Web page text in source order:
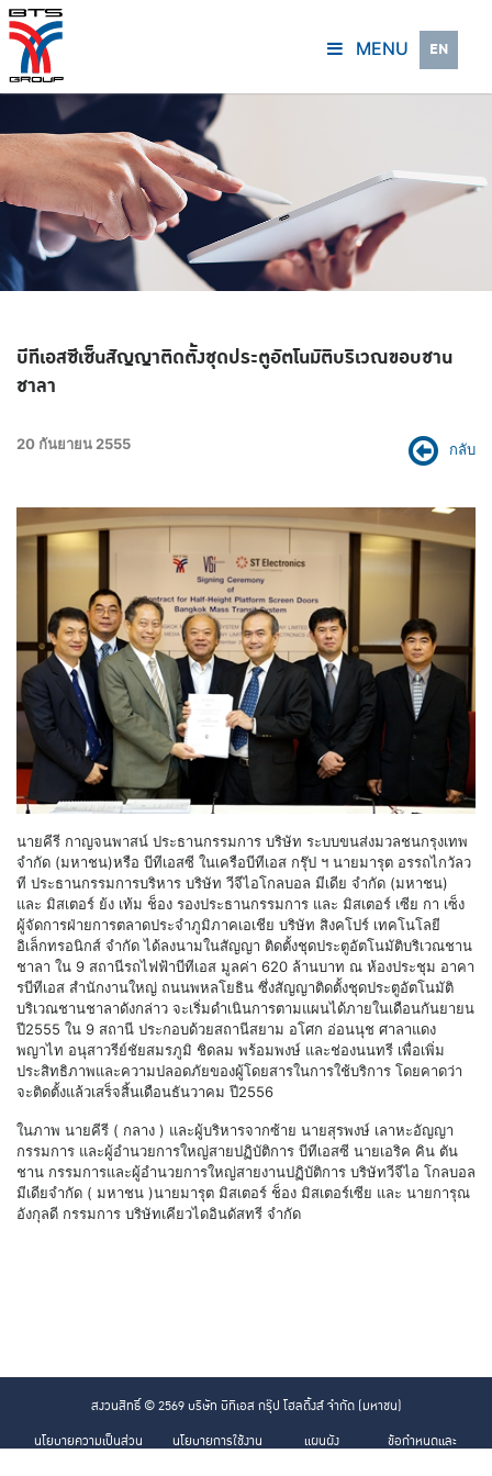
MENU EN
บีทีเอสซีเซ็นสัญญาติดตั้งชุดประตูอัตโนมัติบริเวณขอบชาน
ชาลา
กลับ
20 กันยายน 2555
นายคีรี กาญจนพาสน์ ประธานกรรมการ บริษัท ระบบขนส่งมวลชนกรุงเทพ
จำกัด (มหาชน)หรือ บีทีเอสซี ในเครือบีทีเอส กรุ๊ป ฯ นายมารุต อรรถไกวัลว
ที ประธานกรรมการบริหาร บริษัท วีจีไอโกลบอล มีเดีย จำกัด (มหาชน)
และ มิสเตอร์ ย้ง เท้ม ช็อง รองประธานกรรมการ และ มิสเตอร์ เซีย กา เซ็ง
ผู้จัดการฝ่ายการตลาดประจำภูมิภาคเอเชีย บริษัท สิงคโปร์ เทคโนโลยี
อิเล็กทรอนิกส์ จำกัด ได้ลงนามในสัญญา ติดตั้งชุดประตูอัตโนมัติบริเวณชาน
ชาลา ใน 9 สถานีรถไฟฟ้าบีทีเอส มูลค่า 620 ล้านบาท ณ ห้องประชุม อาคา
รบีทีเอส สำนักงานใหญ่ ถนนพหลโยธิน ซึ่งสัญญาติดตั้งชุดประตูอัตโนมัติ
บริเวณชานชาลาดังกล่าว จะเริ่มดำเนินการตามแผนได้ภายในเดือนกันยายน
ปี2555 ใน 9 สถานี ประกอบด้วยสถานีสยาม อโศก อ่อนนุช ศาลาแดง
พญาไท อนุสาวรีย์ชัยสมรภูมิ ชิดลม พร้อมพงษ์ และช่องนนทรี เพื่อเพิ่ม
ประสิทธิภาพและความปลอดภัยของผู้โดยสารในการใช้บริการ โดยคาดว่า
จะติดตั้งแล้วเสร็จสิ้นเดือนธันวาคม ปี2556
ในภาพ นายคีรี ( กลาง ) และผู้บริหารจากซ้าย นายสุรพงษ์ เลาหะอัญญา
กรรมการ และผู้อำนวยการใหญ่สายปฏิบัติการ บีทีเอสซี นายเอริค คิน ตัน
ชาน กรรมการและผู้อำนวยการใหญ่สายงานปฏิบัติการ บริษัทวีจีไอ โกลบอล
มีเดียจำกัด ( มหาชน )นายมารุต มิสเตอร์ ช็อง มิสเตอร์เซีย และ นายการุณ
อังกุลดี กรรมการ บริษัทเคียวไดอินดัสทรี จำกัด
สงวนสิทธิ์ © 2569 บริษัท บีทีเอส กรุ๊ป โฮลดิ้งส์ จำกัด (มหาชน)
นโยบายความเป็นส่วน
นโยบายการใช้งาน
แผนผัง
ข้อกำหนดและ